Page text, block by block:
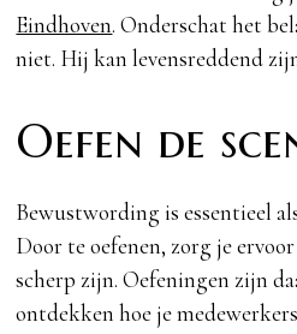
Eindhoven. Onderschat het
niet. Hij kan levensreddend
Oefen de
Bewustwording is essentieel
Door te oefenen, zorg je
scherp zijn. Oefeningen zijn
ontdekken hoe je